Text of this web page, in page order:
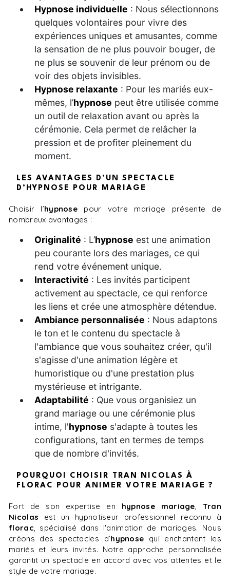
Hypnose individuelle : Nous sélectionnons
quelques volontaires pour vivre des
expériences uniques et amusantes, comme
la sensation de ne plus pouvoir bouger, de
ne plus se souvenir de leur prénom ou de
voir des objets invisibles.
Hypnose relaxante : Pour les mariés eux-
mêmes, l’hypnose peut être utilisée comme
un outil de relaxation avant ou après la
cérémonie. Cela permet de relâcher la
pression et de profiter pleinement du
moment.
LES AVANTAGES D’UN SPECTACLE
D’HYPNOSE POUR MARIAGE
Choisir l’hypnose pour votre mariage présente de
nombreux avantages :
Originalité : L’hypnose est une animation
peu courante lors des mariages, ce qui
rend votre événement unique.
Interactivité : Les invités participent
activement au spectacle, ce qui renforce
les liens et crée une atmosphère détendue.
Ambiance personnalisée : Nous adaptons
le ton et le contenu du spectacle à
l'ambiance que vous souhaitez créer, qu'il
s'agisse d'une animation légère et
humoristique ou d'une prestation plus
mystérieuse et intrigante.
Adaptabilité : Que vous organisiez un
grand mariage ou une cérémonie plus
intime, l'hypnose s'adapte à toutes les
configurations, tant en termes de temps
que de nombre d'invités.
POURQUOI CHOISIR TRAN NICOLAS À
FLORAC POUR ANIMER VOTRE MARIAGE ?
Fort de son expertise en hypnose mariage, Tran
Nicolas est un hypnotiseur professionnel reconnu à
florac, spécialisé dans l'animation de mariages. Nous
créons des spectacles d’hypnose qui enchantent les
mariés et leurs invités. Notre approche personnalisée
garantit un spectacle en accord avec vos attentes et le
style de votre mariage.